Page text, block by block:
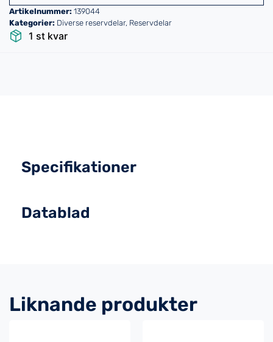
Artikelnummer: 139044
Kategorier: Diverse reservdelar, Reservdelar
1 st kvar
Specifikationer
Datablad
Liknande produkter